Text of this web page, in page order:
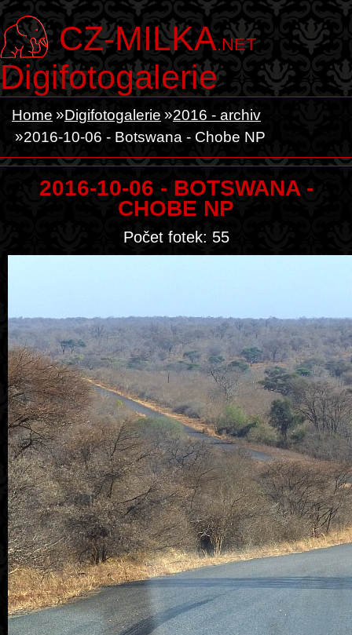
CZ-MILKA.NET
Digifotogalerie
Home Digifotogalerie
2016 - archiv
2016-10-06 - Botswana - Chobe NP
2016-10-06 - BOTSWANA -
CHOBE NP
Počet fotek: 55